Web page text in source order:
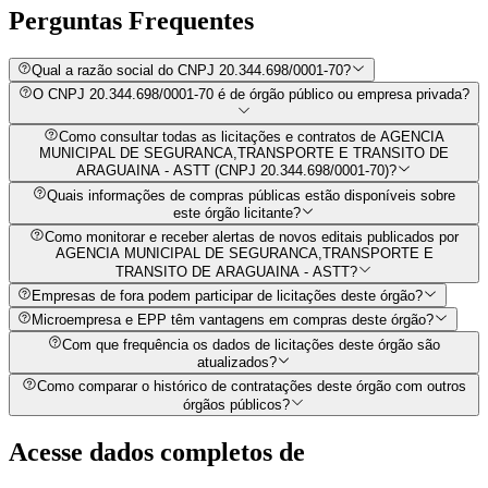
Perguntas Frequentes
Qual a razão social do CNPJ 20.344.698/0001-70?
O CNPJ 20.344.698/0001-70 é de órgão público ou empresa privada?
Como consultar todas as licitações e contratos de AGENCIA
MUNICIPAL DE SEGURANCA,TRANSPORTE E TRANSITO DE
ARAGUAINA - ASTT (CNPJ 20.344.698/0001-70)?
Quais informações de compras públicas estão disponíveis sobre
este órgão licitante?
Como monitorar e receber alertas de novos editais publicados por
AGENCIA MUNICIPAL DE SEGURANCA,TRANSPORTE E
TRANSITO DE ARAGUAINA - ASTT?
Empresas de fora podem participar de licitações deste órgão?
Microempresa e EPP têm vantagens em compras deste órgão?
Com que frequência os dados de licitações deste órgão são
atualizados?
Como comparar o histórico de contratações deste órgão com outros
órgãos públicos?
Acesse dados completos de